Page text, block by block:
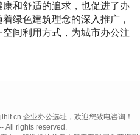
和舒适的追求，也促进了办
绿色建筑理念的深入推广，
间利用方式，为城市办公注
企业办公选址，欢迎您致电咨询！--
All rights reserved.